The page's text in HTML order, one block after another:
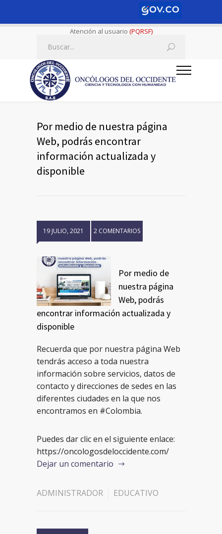
Atención al usuario (PQRSF)
Por medio de nuestra página
Web, podrás encontrar
información actualizada y
disponible
19 JULIO, 2021 2 COMENTARIOS
Por medio de
nuestra página
Web, podrás
encontrar información actualizada y
disponible
Recuerda que por nuestra página Web
tendrás acceso a toda nuestra
información sobre servicios, datos de
contacto y direcciones de sedes en las
diferentes ciudades en la que nos
encontramos en #Colombia.
Puedes dar clic en el siguiente enlace:
https://oncologosdeloccidente.com/
Dejar un comentario
ADMINISTRADOR EDUCATIVO